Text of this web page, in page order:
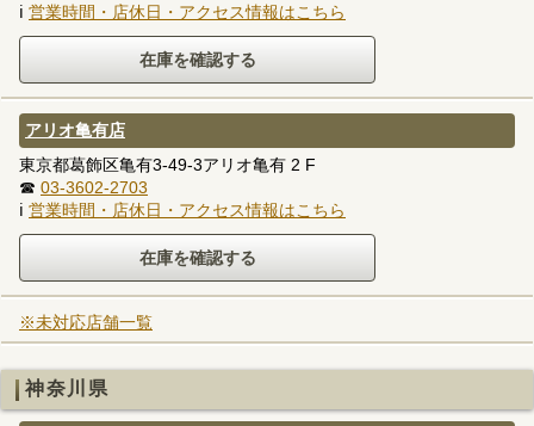
ℹ 営業時間・店休日・アクセス情報はこちら
アリオ亀有店
東京都葛飾区亀有3-49-3アリオ亀有 2 F
☎ 03-3602-2703
ℹ 営業時間・店休日・アクセス情報はこちら
※未対応店舗一覧
神奈川県